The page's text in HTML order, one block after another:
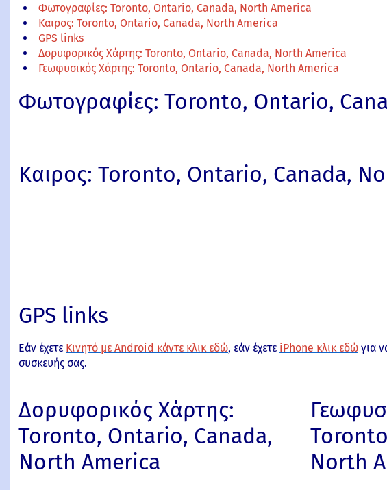
Φωτογραφίες: Toronto, Ontario, Canada, North America
Καιρος: Toronto, Ontario, Canada, North America
GPS links
Δορυφορικός Χάρτης: Toronto, Ontario, Canada, North America
Γεωφυσικός Χάρτης: Toronto, Ontario, Canada, North America
Φωτογραφίες: Toronto, Ontario,
Καιρος: Toronto, Ontario, Canada,
GPS links
Εάν έχετε Κινητό με Android κάντε κλικ εδώ, εάν έχετε iPhone κλικ εδώ για
συσκευής σας.
Δορυφορικός Χάρτης:
Toronto, Ontario, Canada,
North America
North